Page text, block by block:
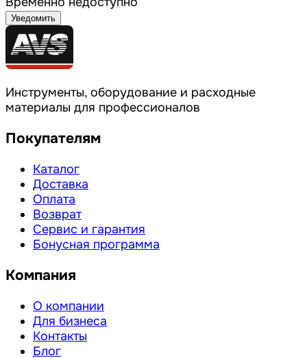
Уведомить
Инструменты, оборудование и расходные
материалы для профессионалов
Покупателям
Каталог
Доставка
Оплата
Возврат
Сервис и гарантия
Бонусная программа
Компания
О компании
Для бизнеса
Контакты
Блог